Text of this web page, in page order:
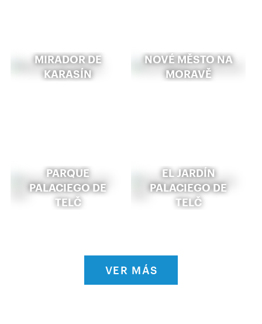
MIRADOR DE
KARASÍN
NOVÉ MĚSTO NA
MORAVĚ
PARQUE
PALACIEGO DE
TELČ
EL JARDÍN
PALACIEGO DE
TELČ
VER MÁS